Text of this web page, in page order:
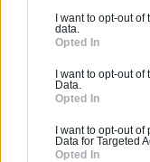
I want to opt-out
data.
Opted In
I want to opt-out
Data.
Opted In
I want to opt-out
Data for Targeted
Opted In